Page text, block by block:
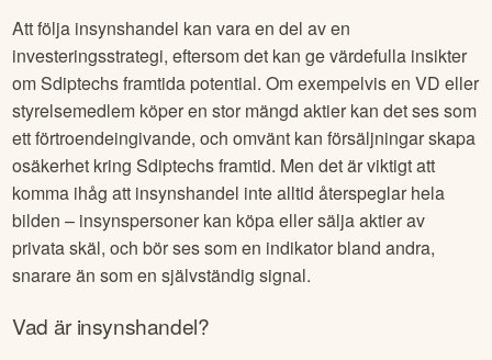
Att följa insynshandel kan vara en del av en
investeringsstrategi, eftersom det kan ge värdefulla insikter
omSdiptechs framtida potential. Om exempelvis en VD eller
styrelsemedlem köper en stor mängd aktier kan det ses som
ett förtroendeingivande, och omvänt kan försäljningar skapa
osäkerhet kringSdiptechs framtid. Men det är viktigt att
komma ihåg att insynshandel inte alltid återspeglar hela
bilden – insynspersoner kan köpa eller sälja aktier av
privata skäl, och bör ses som en indikator bland andra,
snarare än som en självständig signal.
Vad är insynshandel?